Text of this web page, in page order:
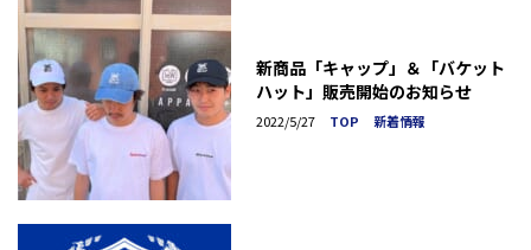
新商品「キャップ」＆「バケット
ハット」販売開始のお知らせ
2022/5/27 TOP 新着情報